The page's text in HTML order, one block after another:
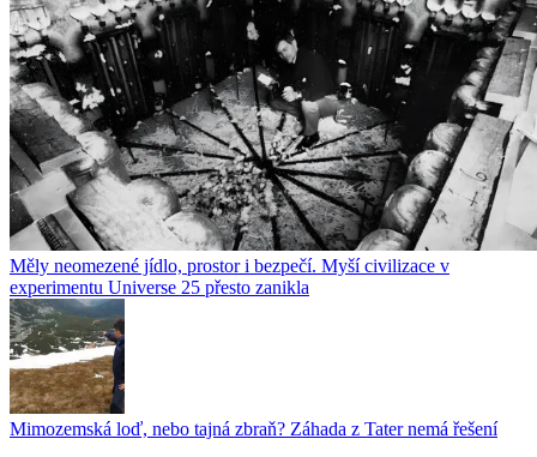
Měly neomezené jídlo, prostor i bezpečí. Myší civilizace v
experimentu Universe 25 přesto zanikla
Mimozemská loď, nebo tajná zbraň? Záhada z Tater nemá řešení